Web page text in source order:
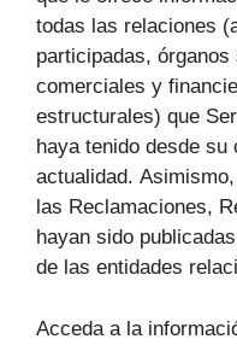
todas las relaciones
participadas,
comerciales y
estructurales) que
haya tenido desde
actualidad.
las Reclamaciones,
hayan sido
de las entidades
Acceda a la